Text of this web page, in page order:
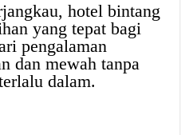
hotel bintang
yang tepat bagi
pengalaman
dan mewah tanpa
dalam.